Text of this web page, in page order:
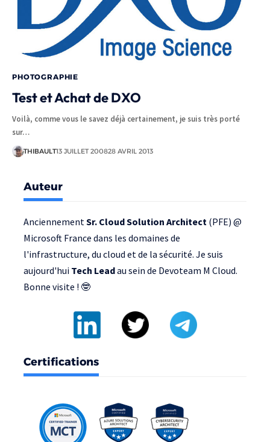
PHOTOGRAPHIE
Test et Achat de DXO
Voilà, comme vous le savez déjà certainement, je suis très porté
sur…
THIBAULT13 JUILLET 200828 AVRIL 2013
Auteur
AnciennementSr. Cloud Solution Architect (PFE) @
Microsoft France dans les domaines de
l'infrastructure, du cloud et de la sécurité. Je suis
aujourd'hui Tech Leadau sein de Devoteam M Cloud.
Bonne visite ! 🤓
Certifications